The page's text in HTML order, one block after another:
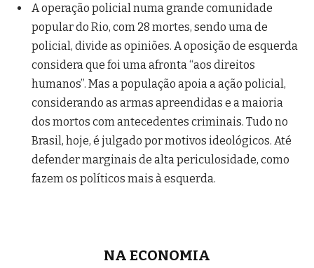
A operação policial numa grande comunidade
popular do Rio, com 28 mortes, sendo uma de
policial, divide as opiniões. A oposição de esquerda
considera que foi uma afronta “aos direitos
humanos”. Mas a população apoia a ação policial,
considerando as armas apreendidas e a maioria
dos mortos com antecedentes criminais. Tudo no
Brasil, hoje, é julgado por motivos ideológicos. Até
defender marginais de alta periculosidade, como
fazem os políticos mais à esquerda.
NA ECONOMIA